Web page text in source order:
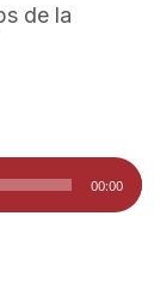
de la
00:00